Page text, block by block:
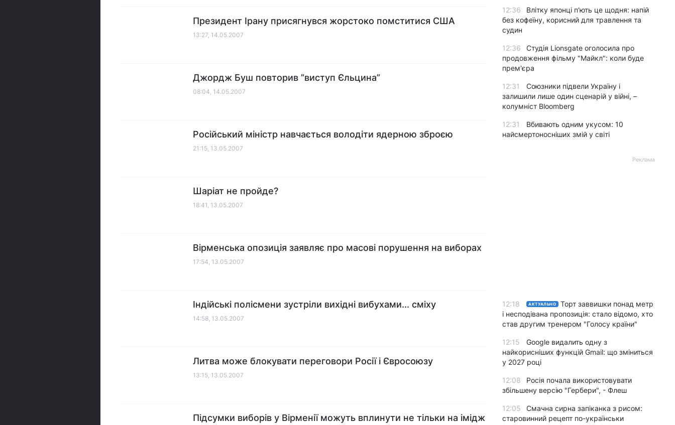
Президент Ірану присягнувся жорстоко помститися США
13:27, 14.05.2007
Джордж Буш повторив ”виступ Єльцина”
08:04, 14.05.2007
Російський міністр навчається володіти ядерною зброєю
21:15, 13.05.2007
Шаріат не пройде?
18:41, 13.05.2007
Вірменська опозиція заявляє про масові порушення на виборах
17:54, 13.05.2007
Індійські полісмени зустріли вихідні вибухами... сміху
14:58, 13.05.2007
Литва може блокувати переговори Росії і Євросоюзу
13:15, 13.05.2007
Підсумки виборів у Вірменії можуть вплинути не тільки на імідж
12:36
Влітку японці п'ють це щодня: напій
без кофеїну, корисний для травлення та
судин
12:36
Студія Lionsgate оголосила про
продовження фільму "Майкл": коли буде
прем'єра
12:31
Союзники підвели Україну і
залишили лише один сценарій у війні, –
колумніст Bloomberg
12:31
Вбивають одним укусом: 10
найсмертоносніших змій у світі
Реклама
12:18 АКТУАЛЬНО
Торт заввишки понад метр
і несподівана пропозиція: стало відомо, хто
став другим тренером "Голосу країни"
12:15
Google видалить одну з
найкорисніших функцій Gmail: що зміниться
у 2027 році
12:08
Росія почала використовувати
збільшену версію "Гербери", - Флеш
12:05
Смачна сирна запіканка з рисом:
старовинний рецепт по-українськи